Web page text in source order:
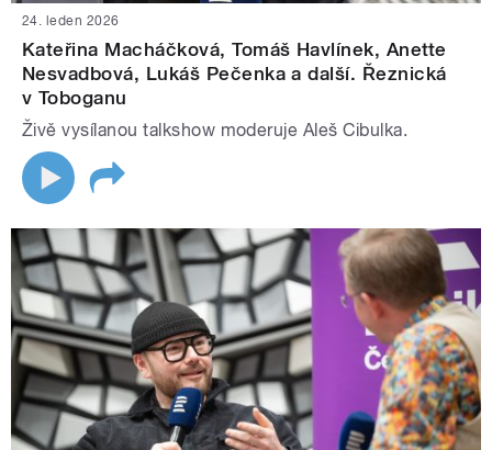
24. leden 2026
Kateřina Macháčková, Tomáš Havlínek, Anette
Nesvadbová, Lukáš Pečenka a další. Řeznická
v Toboganu
Živě vysílanou talkshow moderuje Aleš Cibulka.